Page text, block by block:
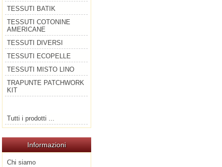
TESSUTI BATIK
TESSUTI COTONINE
AMERICANE
TESSUTI DIVERSI
TESSUTI ECOPELLE
TESSUTI MISTO LINO
TRAPUNTE PATCHWORK
KIT
Tutti i prodotti ...
Informazioni
Chi siamo